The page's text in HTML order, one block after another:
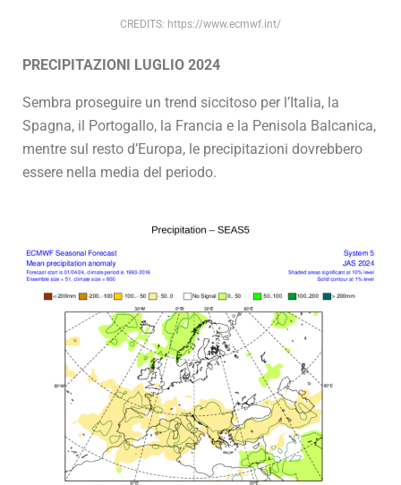
CREDITS: https://www.ecmwf.int/
PRECIPITAZIONI LUGLIO 2024
Sembra proseguire un trend siccitoso per l’Italia, la
Spagna, il Portogallo, la Francia e la Penisola Balcanica,
mentre sul resto d’Europa, le precipitazioni dovrebbero
essere nella media del periodo.